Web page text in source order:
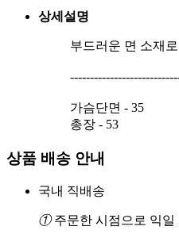
상세설명
부드러운 면 소재
가슴단면 - 35
총장 - 53
상품 배송 안내
국내 직배송
①주문한 시점으로 익일